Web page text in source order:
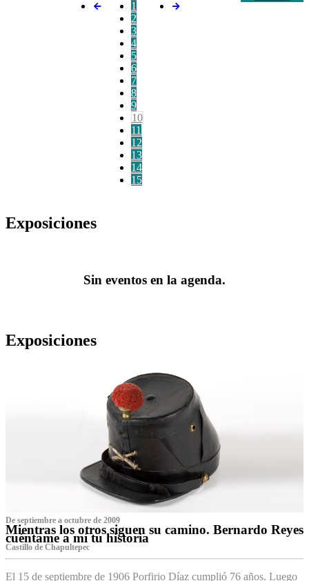
1
2
3
4
5
6
7
8
9
10
11
12
13
14
15
Exposiciones
Sin eventos en la agenda.
Exposiciones
De septiembre a octubre de 2009
Mientras los otros siguen su camino. Bernardo Reyes
cuéntame a mí tu historia
Castillo de Chapultepec
El 15 de septiembre de 1906 Porfirio Díaz cumplió 76 años. Luego